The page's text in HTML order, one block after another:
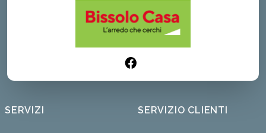
SERVIZI SERVIZIO CLIENTI